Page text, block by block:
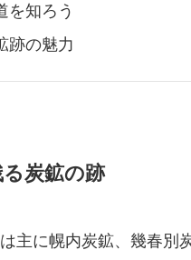
を知ろう
跡の魅力
炭鉱の跡
主に幌内炭鉱、幾春別